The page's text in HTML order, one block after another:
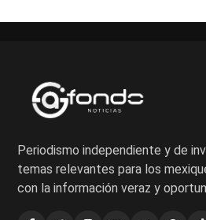
Periodismo independiente y de
temas relevantes para los
con la información veraz y